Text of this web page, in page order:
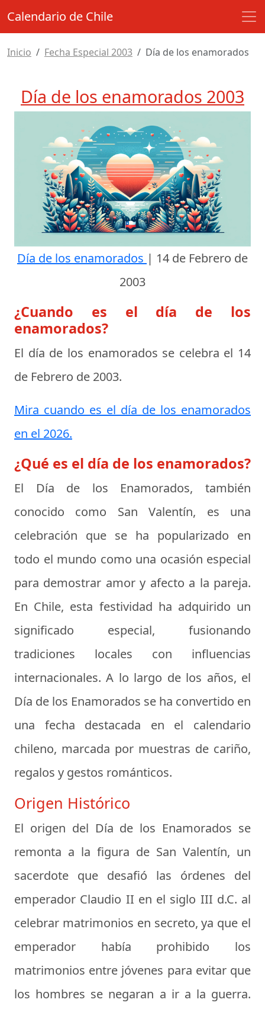
Calendario de Chile
Inicio Fecha Especial 2003 Día de los enamorados
Día de los enamorados 2003
Día de los enamorados | 14 de Febrero de
2003
¿Cuando es el día de los
enamorados?
El día de los enamorados se celebra el 14
de Febrero de 2003.
Mira cuando es el día de los enamorados
en el 2026.
¿Qué es el día de los enamorados?
El Día de los Enamorados, también
conocido como San Valentín, es una
celebración que se ha popularizado en
todo el mundo como una ocasión especial
para demostrar amor y afecto a la pareja.
En Chile, esta festividad ha adquirido un
significado especial, fusionando
tradiciones locales con influencias
internacionales. A lo largo de los años, el
Día de los Enamorados se ha convertido en
una fecha destacada en el calendario
chileno, marcada por muestras de cariño,
regalos y gestos románticos.
Origen Histórico
El origen del Día de los Enamorados se
remonta a la figura de San Valentín, un
sacerdote que desafió las órdenes del
emperador Claudio II en el siglo III d.C. al
celebrar matrimonios en secreto, ya que el
emperador había prohibido los
matrimonios entre jóvenes para evitar que
los hombres se negaran a ir a la guerra.